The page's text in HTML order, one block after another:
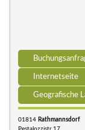
Internetseite
Geografische
01814 Rathmannsdorf